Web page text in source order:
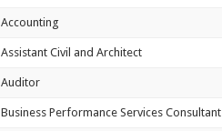
Accounting
Assistant Civil and Architect
Auditor
Business Performance Services Consultant